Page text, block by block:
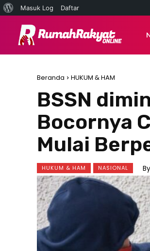
Beranda HUKUM & HAM
BSSN
Bocornya
Mulai
HUKUM & HAM NASIONAL By
Tentang
WordPress
Masuk Log Daftar